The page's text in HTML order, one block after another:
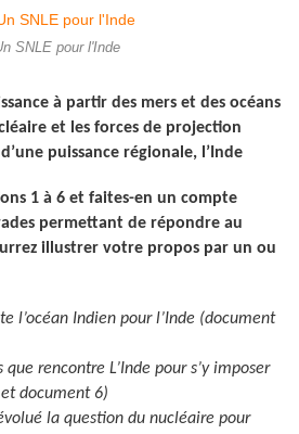
SNLE pour l'Inde
à partir des mers et des océans
et les forces de projection
puissance régionale, l’Inde
1 à 6 et faites-en un compte
permettant de répondre au
illustrer votre propos par un ou
l’océan Indien pour l’Inde (document
rencontre L’Inde pour s’y imposer
document 6)
la question du nucléaire pour